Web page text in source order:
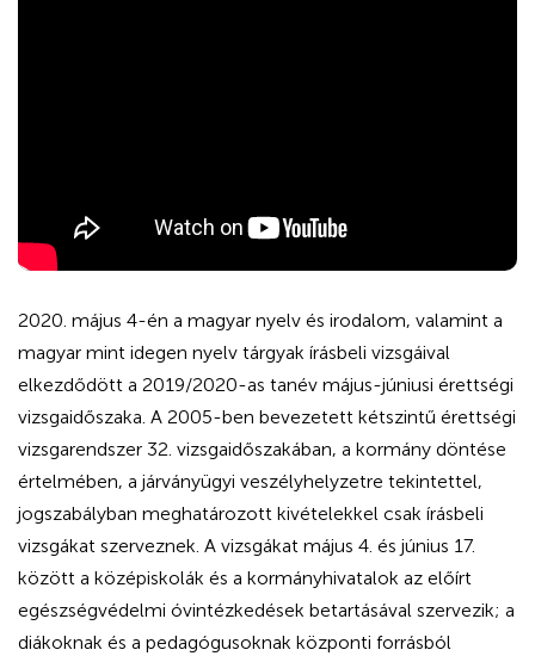
2020. május 4-én a magyar nyelv és irodalom, valamint a
magyar mint idegen nyelv tárgyak írásbeli vizsgáival
elkezdődött a 2019/2020-as tanév május-júniusi érettségi
vizsgaidőszaka. A 2005-ben bevezetett kétszintű érettségi
vizsgarendszer 32. vizsgaidőszakában, a kormány döntése
értelmében, a járványügyi veszélyhelyzetre tekintettel,
jogszabályban meghatározott kivételekkel csak írásbeli
vizsgákat szerveznek. A vizsgákat május 4. és június 17.
között a középiskolák és a kormányhivatalok az előírt
egészségvédelmi óvintézkedések betartásával szervezik; a
diákoknak és a pedagógusoknak központi forrásból